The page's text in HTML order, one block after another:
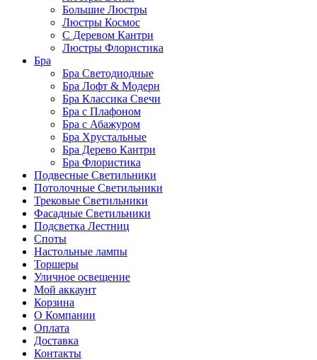
Большие Люстры
Люстры Космос
С Деревом Кантри
Люстры Флористика
Бра
Бра Светодиодные
Бра Лофт & Модерн
Бра Классика Свечи
Бра с Плафоном
Бра с Абажуром
Бра Хрустальные
Бра Дерево Кантри
Бра Флористика
Подвесные Светильники
Потолочные Светильники
Трековые Светильники
Фасадные Светильники
Подсветка Лестниц
Споты
Настольные лампы
Торшеры
Уличное освещение
Мой аккаунт
Корзина
О Компании
Оплата
Доставка
Контакты